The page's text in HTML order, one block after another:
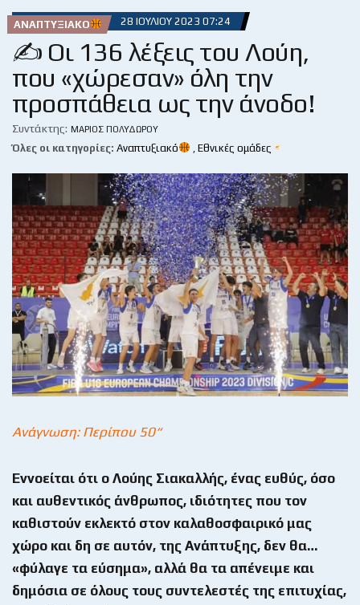
ΑΝΑΠΤΥΞΙΑΚΌ 28 ΙΟΥΛΊΟΥ 2023 07:24
✍ Οι 136 λέξεις του Λούη,
που «χώρεσαν» όλη την
προσπάθεια ως την άνοδο!
Συντάκτης: ΜΆΡΙΟΣ ΠΟΛΥΔΏΡΟΥ
Όλες οι κατηγορίες: Αναπτυξιακό Εθνικές ομάδες
Ανάγνωση: Περίπου 50“
Εννοείται ότι ο Λούης Σιακαλλής, ένας ευθύς, όσο
και αυθεντικός άνθρωπος, ιδιότητες που τον
καθιστούν εκλεκτό στον καλαθοσφαιρικό μας
χώρο και δη σε αυτόν, της Ανάπτυξης, δεν θα…
«φύλαγε τα εύσημα», αλλά θα τα απένειμε και
δημόσια σε όλους τους συντελεστές της επιτυχίας,